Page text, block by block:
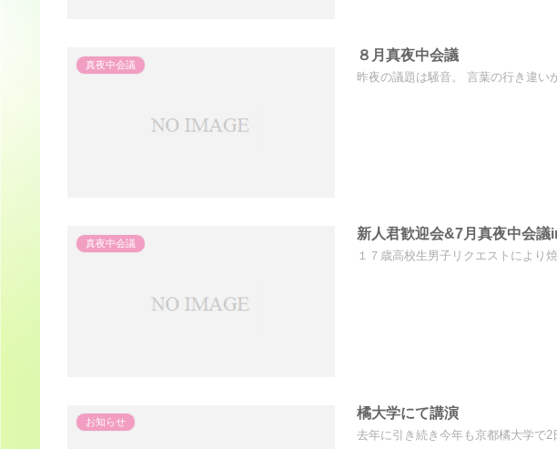
真夜中会議
８月真夜中会議
昨夜の議題は騒音。 言葉の行き違い
真夜中会議
新人君歓迎会&7月真夜中会議
１７歳高校生男子リクエストにより
お知らせ
橘大学にて講演
去年に引き続き今年も京都橘大学で